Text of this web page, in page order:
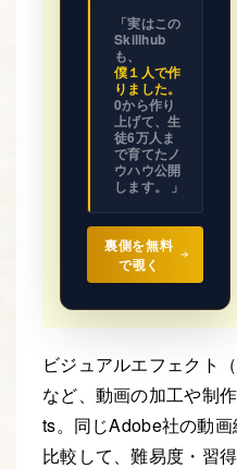
ビジネス
の設計図
全て見せ
「実はこの
Skillhub
も、
僕１人で作
りました。
0から作り
上げて、生
徒6万人ま
で育てたノ
ウハウ公開
します。 」
裏側を無料
で覗く
ビジュアルエフェクト
など、動画の加工や制
ts。同じAdobe社の動
比較して、難易度・習